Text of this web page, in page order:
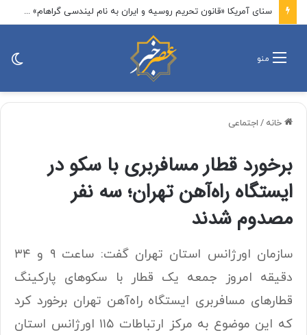
سنای آمریکا «قانون تحریم روسیه و ایران به نام لیندسی گراهام» را تصویب کرد / این لایحه تحریم‌های ایران را تمدید می‌کند و مانع از انقضای محدودیت‌های اعمال‌شده بر بخش انرژی و صنایع تسلیحاتی ایران می‌شود
منو
خانه / اجتماعی
برخورد قطار مسافربری با سکو در
ایستگاه راه‌آهن تهران؛ سه نفر
مصدوم شدند
سازمان اورژانس استان تهران گفت: ساعت ۹ و ۳۴
دقیقه امروز جمعه یک قطار با سکوهای پارکینگ
قطارهای مسافربری ایستگاه راه‌آهن تهران برخورد کرد
که این موضوع به مرکز ارتباطات ۱۱۵ اورژانس استان